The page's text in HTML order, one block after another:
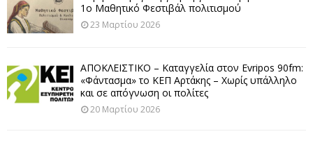
1ο Μαθητικό Φεστιβάλ πολιτισμού
23 Μαρτίου 2026
ΑΠΟΚΛΕΙΣΤΙΚΟ – Καταγγελία στον Evripos 90fm:
«Φάντασμα» το ΚΕΠ Αρτάκης – Χωρίς υπάλληλο
και σε απόγνωση οι πολίτες
20 Μαρτίου 2026